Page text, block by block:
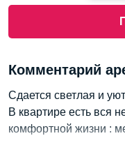
Комментарий
Сдается светлая и
В квартире есть вся
комфортной жизни :